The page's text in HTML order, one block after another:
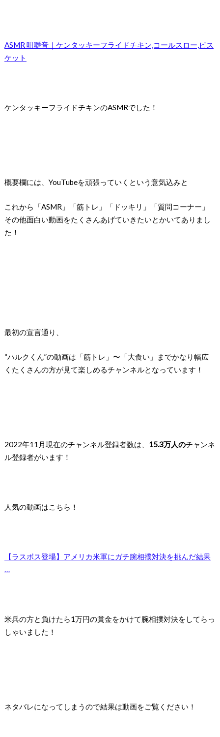
ASMR 咀嚼音｜ケンタッキーフライドチキン,コールスロー,ビス
ケット
ケンタッキーフライドチキンのASMRでした！
概要欄には、YouTubeを頑張っていくという意気込みと
これから「ASMR」「筋トレ」「ドッキリ」「質問コーナー」
その他面白い動画をたくさんあげていきたいとかいてありまし
た！
最初の宣言通り、
“ハルクくん”の動画は「筋トレ」〜「大食い」までかなり幅広
く たくさんの方が見て楽しめるチャンネルとなっています！
2022年11月現在のチャンネル登録者数は、 15.3万人のチャンネ
ル登録者がいます！
人気の動画はこちら！
【ラスボス登場】アメリカ米軍にガチ腕相撲対決を挑んだ結果
…
米兵の方と負けたら1万円の賞金をかけて腕相撲対決を してらっ
しゃいました！
ネタバレになってしまうので結果は動画をご覧ください！